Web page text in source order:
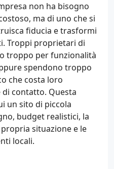
non ha bisogno
ma di uno che si
fiducia e trasformi
Troppi proprietari di
troppo per funzionalità
spendono troppo
che costa loro
contatto. Questa
un sito di piccola
budget realistici, la
situazione e le
locali.